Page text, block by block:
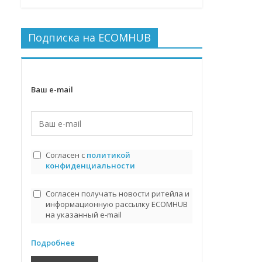
Подписка на ECOMHUB
Ваш e-mail
Согласен с политикой
конфиденциальности
Согласен получать новости ритейла и
информационную рассылку ECOMHUB
на указанный e-mail
Подробнее